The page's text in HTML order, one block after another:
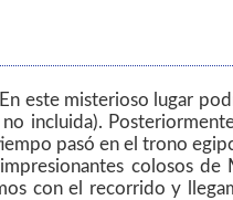
este misterioso lugar
incluida).
pasó en el trono
colosos de
con el recorrido y